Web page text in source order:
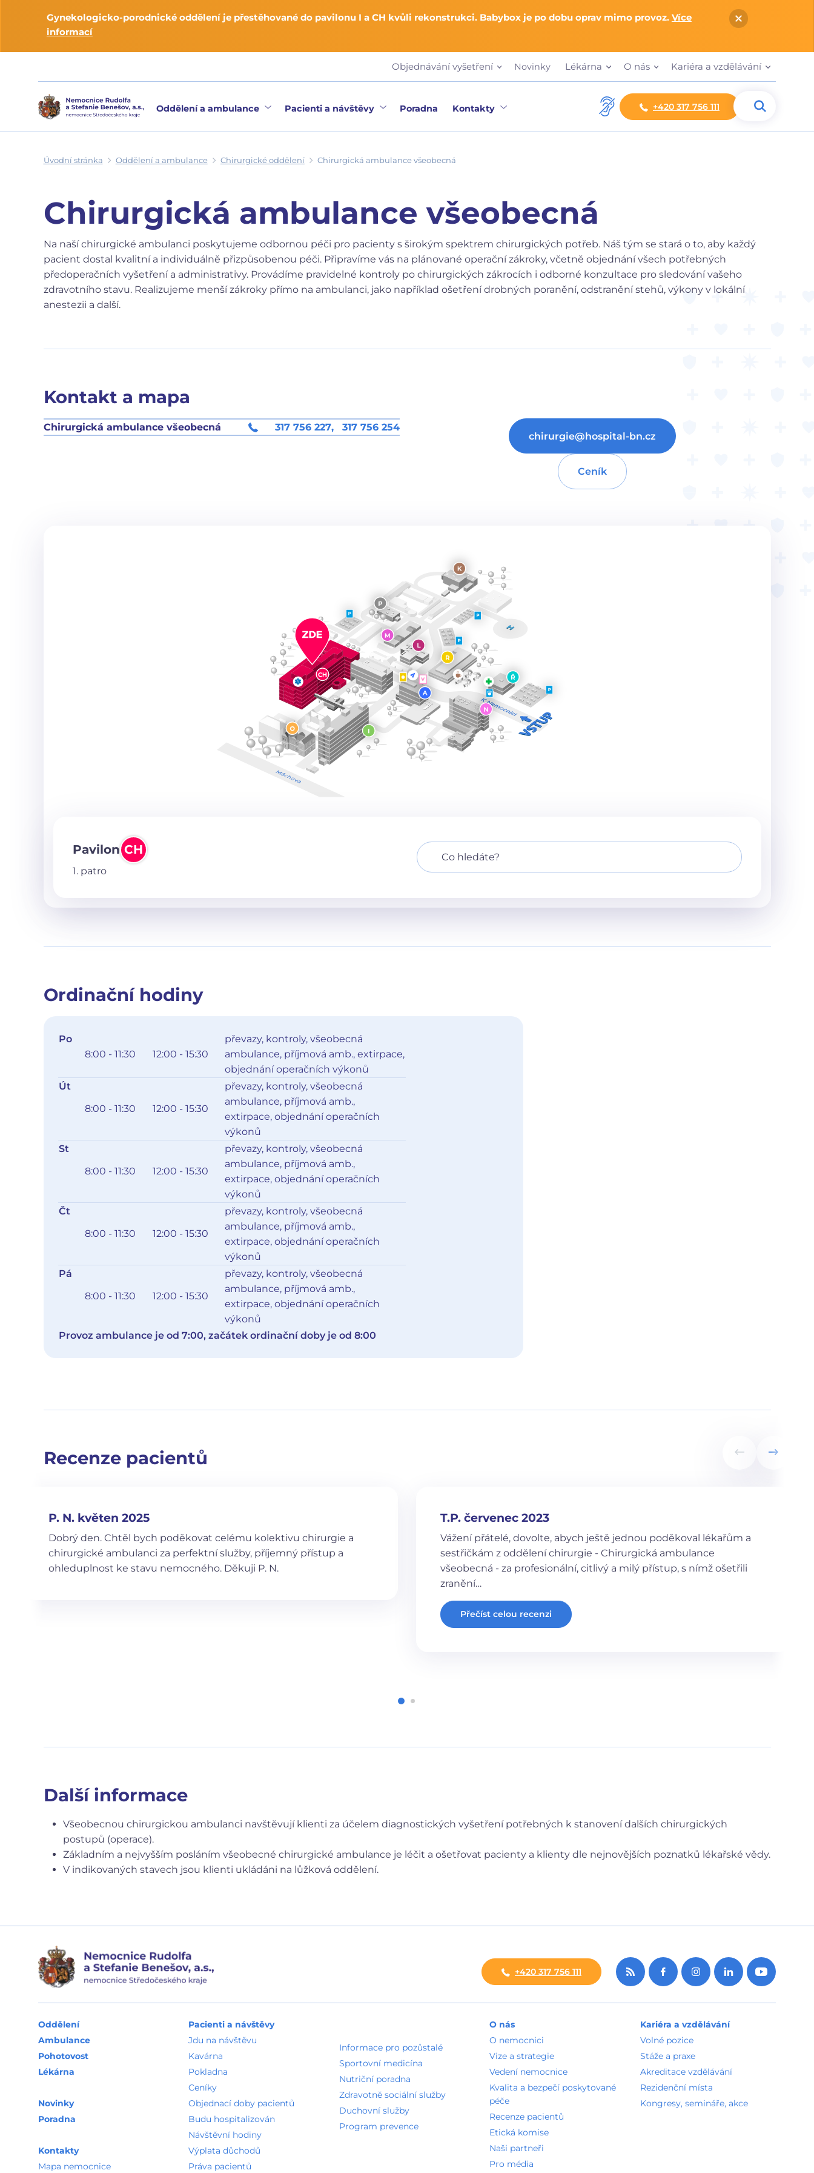
Gynekologicko-porodnické oddělení je přestěhované do pavilonu I a CH kvůli rekonstrukci. Babybox je po dobu oprav mimo provoz. Více
informací
Objednávání vyšetření Novinky Lékárna O nás Kariéra a vzdělávání
Oddělení a ambulance Pacienti a návštěvy Poradna Kontakty +420 317 756 111
Úvodní stránka Oddělení a ambulance Chirurgické oddělení Chirurgická ambulance všeobecná
Chirurgická ambulance všeobecná
Na naší chirurgické ambulanci poskytujeme odbornou péči pro pacienty s širokým spektrem chirurgických potřeb. Náš tým se stará o to, aby každý
pacient dostal kvalitní a individuálně přizpůsobenou péči. Připravíme vás na plánované operační zákroky, včetně objednání všech potřebných
předoperačních vyšetření a administrativy. Provádíme pravidelné kontroly po chirurgických zákrocích i odborné konzultace pro sledování vašeho
zdravotního stavu. Realizujeme menší zákroky přímo na ambulanci, jako například ošetření drobných poranění, odstranění stehů, výkony v lokální
anestezii a další.
Kontakt a mapa
Chirurgická ambulance všeobecná 317 756 227, 317 756 254
chirurgie@hospital-bn.cz
Ceník
Pavilon CH
1. patro
Ordinační hodiny
Po
8:00 - 11:30
12:00 - 15:30
převazy, kontroly, všeobecná
ambulance, příjmová amb., extirpace,
objednání operačních výkonů
Út
8:00 - 11:30
12:00 - 15:30
převazy, kontroly, všeobecná
ambulance, příjmová amb.,
extirpace, objednání operačních
výkonů
St
8:00 - 11:30
12:00 - 15:30
převazy, kontroly, všeobecná
ambulance, příjmová amb.,
extirpace, objednání operačních
výkonů
Čt
8:00 - 11:30
12:00 - 15:30
převazy, kontroly, všeobecná
ambulance, příjmová amb.,
extirpace, objednání operačních
výkonů
Pá
8:00 - 11:30
12:00 - 15:30
převazy, kontroly, všeobecná
ambulance, příjmová amb.,
extirpace, objednání operačních
výkonů
Provoz ambulance je od 7:00, začátek ordinační doby je od 8:00
Recenze pacientů
P. N. květen 2025
Dobrý den. Chtěl bych poděkovat celému kolektivu chirurgie a
chirurgické ambulanci za perfektní služby, příjemný přístup a
ohleduplnost ke stavu nemocného. Děkuji P. N.
T.P. červenec 2023
Vážení přátelé, dovolte, abych ještě jednou poděkoval lékařům a
sestřičkám z oddělení chirurgie - Chirurgická ambulance
všeobecná - za profesionální, citlivý a milý přístup, s nímž ošetřili
zranění…
Přečíst celou recenzi
Další informace
Všeobecnou chirurgickou ambulanci navštěvují klienti za účelem diagnostických vyšetření potřebných k stanovení dalších chirurgických
postupů (operace).
Základním a nejvyšším posláním všeobecné chirurgické ambulance je léčit a ošetřovat pacienty a klienty dle nejnovějších poznatků lékařské vědy.
V indikovaných stavech jsou klienti ukládáni na lůžková oddělení.
+420 317 756 111
Oddělení
Ambulance
Pohotovost
Lékárna
Novinky
Poradna
Kontakty
Mapa nemocnice
Pacienti a návštěvy
Jdu na návštěvu
Kavárna
Pokladna
Ceníky
Objednací doby pacientů
Budu hospitalizován
Návštěvní hodiny
Výplata důchodů
Práva pacientů
Informace pro pozůstalé
Sportovní medicína
Nutriční poradna
Zdravotně sociální služby
Duchovní služby
Program prevence
O nás
O nemocnici
Vize a strategie
Vedení nemocnice
Kvalita a bezpečí poskytované
péče
Recenze pacientů
Etická komise
Naši partneři
Pro média
Kariéra a vzdělávání
Volné pozice
Stáže a praxe
Akreditace vzdělávání
Rezidenční místa
Kongresy, semináře, akce